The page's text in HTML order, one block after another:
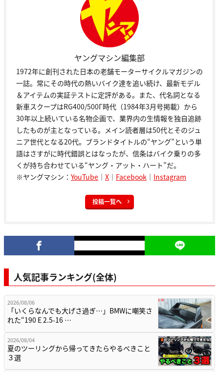
ヤングマシン編集部
1972年に創刊された日本の老舗モーターサイクルマガジンの
一誌。常にその時代の熱いバイク達を追い続け、最新モデル
＆アイテムの実証テストに定評がある。また、代名詞となる
新車スクープはRG400/500Γ時代（1984年3月号掲載）から
30年以上続いている名物企画で、業界内の生情報を独自追跡
したものが主となっている。メイン読者層は50代とそのジュ
ニア世代となる20代。ブランドタイトルの“ヤング”という単
語はさすがに時代錯誤とはなったが、信条はバイク乗りの多
くが持ち合わせている“ヤング・アット・ハート”だ。
※ヤングマシン： YouTube ｜ X ｜ Facebook ｜ Instagram
投稿一覧へ
人気記事ランキング(全体)
2026/08/06
「いくらなんでも大げさ過ぎ…」BMWに嘲笑さ
れた“190 E 2.5-16 …
2026/08/04
夏のツーリングから帰ってきたらやるべきこと
３選